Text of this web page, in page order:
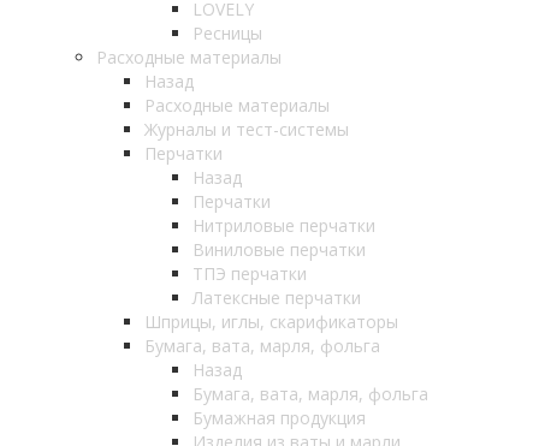
LOVELY
Ресницы
Расходные материалы
Назад
Расходные материалы
Журналы и тест-системы
Перчатки
Назад
Перчатки
Нитриловые перчатки
Виниловые перчатки
ТПЭ перчатки
Латексные перчатки
Шприцы, иглы, скарификаторы
Бумага, вата, марля, фольга
Назад
Бумага, вата, марля, фольга
Бумажная продукция